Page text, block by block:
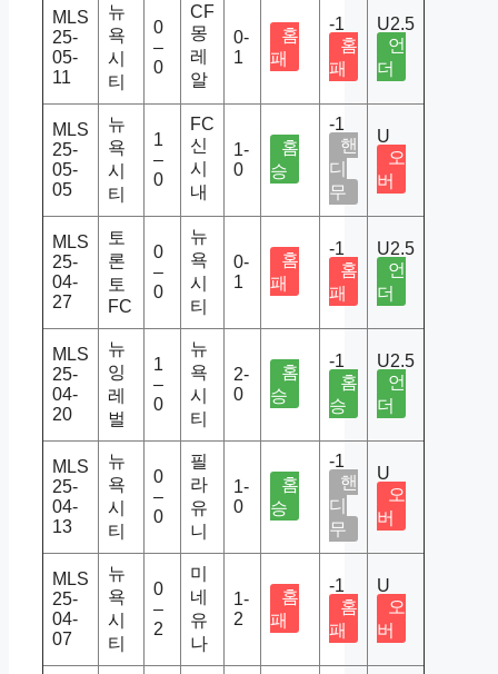
MLS
25-
05-
11
뉴
욕
시
티
0
–
0
CF
몽
레
알
0-
1
홈
패
-1
홈
패
U2.5
언
더
MLS
25-
05-
05
뉴
욕
시
티
1
–
0
FC
신
시
내
1-
0
홈
승
-1
핸
디
무
U
오
버
MLS
25-
04-
27
토
론
토
FC
0
–
0
뉴
욕
시
티
0-
1
홈
패
-1
홈
패
U2.5
언
더
MLS
25-
04-
20
뉴
잉
레
벌
1
–
0
뉴
욕
시
티
2-
0
홈
승
-1
홈
승
U2.5
언
더
MLS
25-
04-
13
뉴
욕
시
티
0
–
0
필
라
유
니
1-
0
홈
승
-1
핸
디
무
U
오
버
MLS
25-
04-
07
뉴
욕
시
티
0
–
2
미
네
유
나
1-
2
홈
패
-1
홈
패
U
오
버